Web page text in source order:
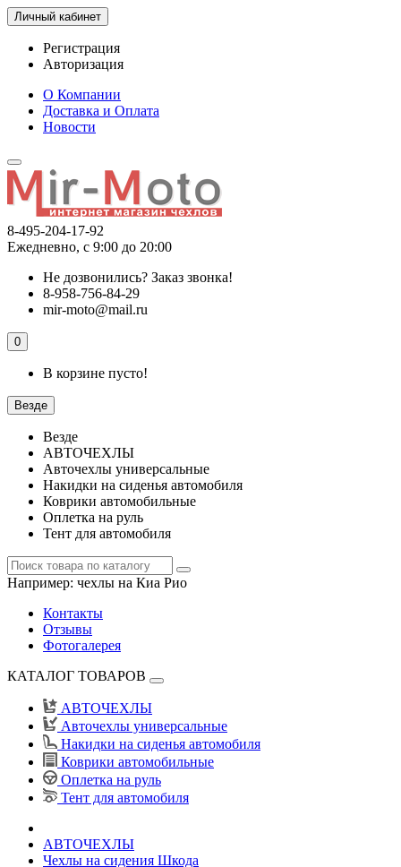
Личный кабинет
Регистрация
Авторизация
О Компании
Доставка и Оплата
Новости
8-495-204-17-92
Ежедневно, с 9:00 до 20:00
Не дозвонились? Заказ звонка!
8-958-756-84-29
mir-moto@mail.ru
0
В корзине пусто!
Везде
Везде
АВТОЧЕХЛЫ
Авточехлы универсальные
Накидки на сиденья автомобиля
Коврики автомобильные
Оплетка на руль
Тент для автомобиля
Например: чехлы на Киа Рио
Контакты
Отзывы
Фотогалерея
КАТАЛОГ ТОВАРОВ
АВТОЧЕХЛЫ
Авточехлы универсальные
Накидки на сиденья автомобиля
Коврики автомобильные
Оплетка на руль
Тент для автомобиля
АВТОЧЕХЛЫ
Чехлы на сидения Шкода